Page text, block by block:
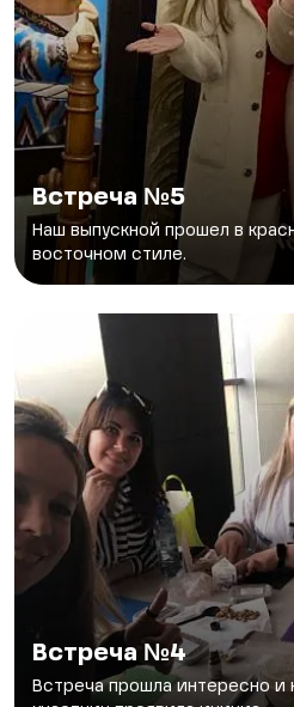
Встреча №5
Наш выпускной прошел в
восточном стиле.
Встреча №4
Встреча прошла интересно